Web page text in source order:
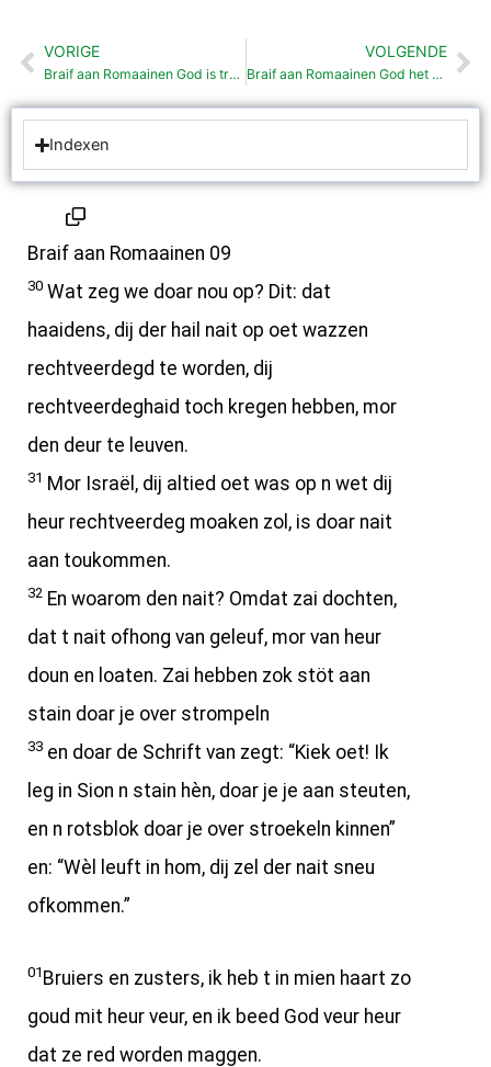
Vorige
VORIGE
Braif aan Romaainen God is traauw aan zien woord (9: 1-29)
VOLGENDE
Braif aan Romaainen God het zien volk nait verstöt (11: 1-10)
Indexen
Braif aan Romaainen 09
30 Wat zeg we doar nou op? Dit: dat
haaidens, dij der hail nait op oet wazzen
rechtveerdegd te worden, dij
rechtveerdeghaid toch kregen hebben, mor
den deur te leuven.
31 Mor Israël, dij altied oet was op n wet dij
heur rechtveerdeg moaken zol, is doar nait
aan toukommen.
32 En woarom den nait? Omdat zai dochten,
dat t nait ofhong van geleuf, mor van heur
doun en loaten. Zai hebben zok stöt aan
stain doar je over strompeln
33 en doar de Schrift van zegt: “Kiek oet! Ik
leg in Sion n stain hèn, doar je je aan steuten,
en n rotsblok doar je over stroekeln kinnen”
en: “Wèl leuft in hom, dij zel der nait sneu
ofkommen.”
01 Bruiers en zusters, ik heb t in mien haart zo
goud mit heur veur, en ik beed God veur heur
dat ze red worden maggen.